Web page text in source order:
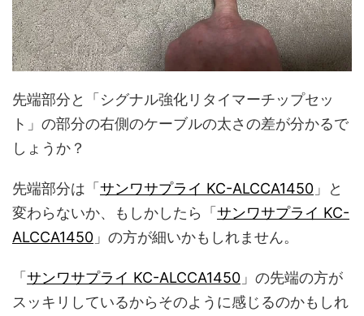
先端部分と「シグナル強化リタイマーチップセッ
ト」の部分の右側のケーブルの太さの差が分かるで
しょうか？
先端部分は「 サンワサプライ KC-ALCCA1450 」と
変わらないか、もしかしたら「 サンワサプライ KC-
ALCCA1450 」の方が細いかもしれません。
「 サンワサプライ KC-ALCCA1450 」の先端の方が
スッキリしているからそのように感じるのかもしれ